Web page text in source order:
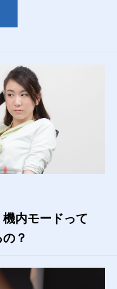
機内モードって
？